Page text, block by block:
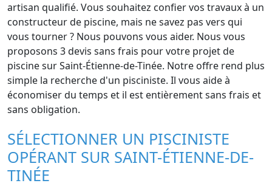
artisan qualifié. Vous souhaitez confier vos travaux à un
constructeur de piscine, mais ne savez pas vers qui
vous tourner ? Nous pouvons vous aider. Nous vous
proposons 3 devis sans frais pour votre projet de
piscine sur Saint-Étienne-de-Tinée. Notre offre rend plus
simple la recherche d'un pisciniste. Il vous aide à
économiser du temps et il est entièrement sans frais et
sans obligation.
SÉLECTIONNER UN PISCINISTE
OPÉRANT SUR SAINT-ÉTIENNE-DE-
TINÉE